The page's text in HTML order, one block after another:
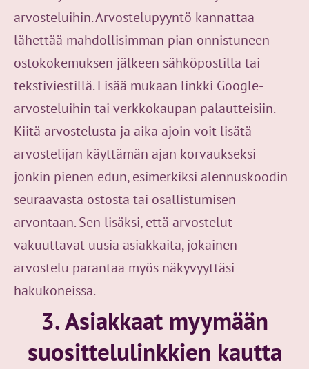
arvosteluihin. Arvostelupyyntö kannattaa
lähettää mahdollisimman pian onnistuneen
ostokokemuksen jälkeen sähköpostilla tai
tekstiviestillä. Lisää mukaan linkki Google-
arvosteluihin tai verkkokaupan palautteisiin.
Kiitä arvostelusta ja aika ajoin voit lisätä
arvostelijan käyttämän ajan korvaukseksi
jonkin pienen edun, esimerkiksi alennuskoodin
seuraavasta ostosta tai osallistumisen
arvontaan. Sen lisäksi, että arvostelut
vakuuttavat uusia asiakkaita, jokainen
arvostelu parantaa myös näkyvyyttäsi
hakukoneissa.
3. Asiakkaat myymään
suosittelulinkkien kautta